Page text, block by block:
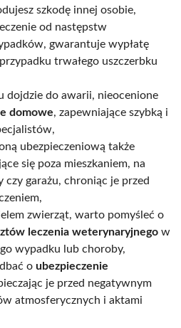
szkodę innej osobie,
od następstw
gwarantuje wypłatę
trwałego uszczerbku
dojdzie do awarii, nieocenione
domowe, zapewniające szybką i
ubezpieczeniową także
się poza mieszkaniem, na
czy garażu, chroniąc je przed
zwierząt, warto pomyśleć o
leczenia weterynaryjnego w
wypadku lub choroby,
o ubezpieczenie
je przed negatywnym
atmosferycznych i aktami